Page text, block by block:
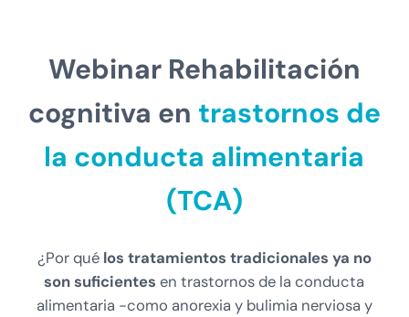
WebinarRehabilitación
cognitiva en trastornos de
la conducta alimentaria
(TCA)
¿Por qué los tratamientos tradicionales ya no
son suficientes en trastornos de la conducta
alimentaria -como anorexia y bulimia nerviosa y